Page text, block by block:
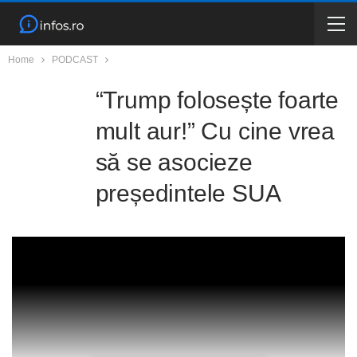
Home PODCAST
“Trump folosește foarte
mult aur!” Cu cine vrea
să se asocieze
președintele SUA